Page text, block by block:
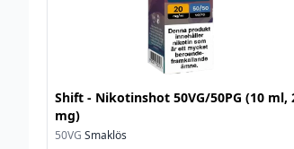
Shift - Nikotinshot 50VG/50PG (10 ml,
mg)
50VG Smaklös